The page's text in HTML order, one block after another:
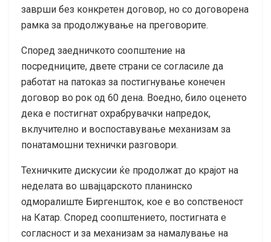
заврши без конкретен договор, но со договорена
рамка за продолжување на преговорите.
Според заедничкото соопштение на
посредниците, двете страни се согласиле да
работат на патоказ за постигнување конечен
договор во рок од 60 дена. Воедно, било оценето
дека е постигнат охрабрувачки напредок,
вклучително и воспоставување механизам за
понатамошни технички разговори.
Техничките дискусии ќе продолжат до крајот на
неделата во швајцарското планинско
одморалиште Биргеншток, кое е во сопственост
на Катар. Според соопштението, постигната е
согласност и за механизам за намалување на